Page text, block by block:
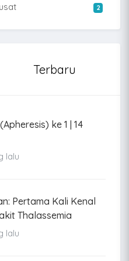
2
Terbaru
ke 1 | 14
lalu
Pertama Kali Kenal
Thalassemia
lalu